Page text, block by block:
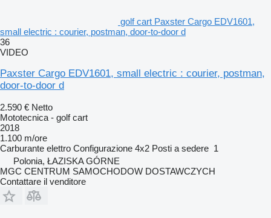
golf cart Paxster Cargo EDV1601,
small electric : courier, postman, door-to-door d
36
VIDEO
Paxster Cargo EDV1601, small electric : courier, postman,
door-to-door d
2.590 € Netto
Mototecnica - golf cart
2018
1.100 m/ore
Carburante elettro Configurazione 4x2 Posti a sedere 1
Polonia, ŁAZISKA GÓRNE
MGC CENTRUM SAMOCHODOW DOSTAWCZYCH
Contattare il venditore